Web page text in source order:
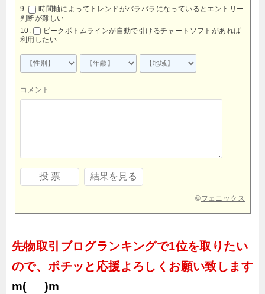
時間軸によってトレンドがバラバラになっているとエントリー
判断が難しい
ピークボトムラインが自動で引けるチャートソフトがあれば
利用したい
コメント
©フェニックス
先物取引ブログランキングで1位を取りたい
ので、ポチッと応援よろしくお願い致します
m(_ _)m